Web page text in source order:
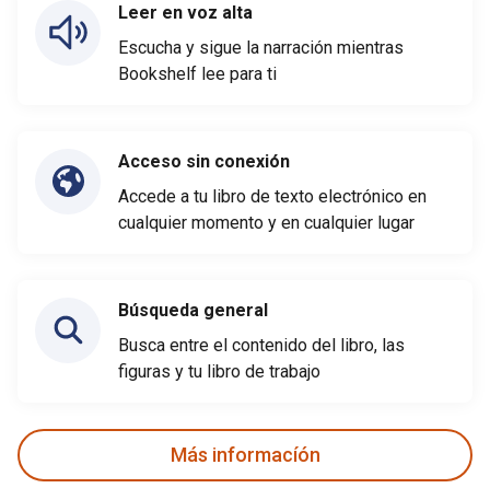
Leer en voz alta
Escucha y sigue la narración mientras
Bookshelf lee para ti
Acceso sin conexión
Accede a tu libro de texto electrónico en
cualquier momento y en cualquier lugar
Búsqueda general
Busca entre el contenido del libro, las
figuras y tu libro de trabajo
Más informacíón